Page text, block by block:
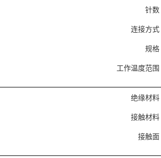
针数
连接方式
规格
工作温度范围
绝缘材料
接触材料
接触面